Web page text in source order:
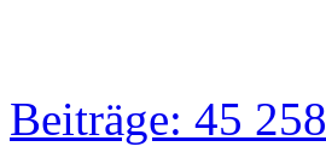
Beiträge: 45 258